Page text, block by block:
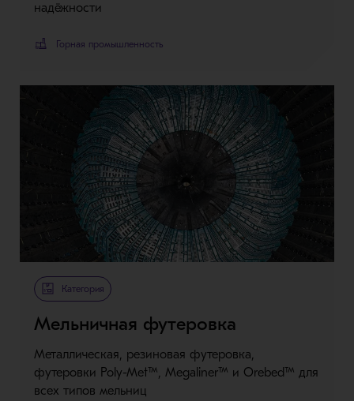
надёжности
Горная промышленность
Категория
Мельничная футеровка
Металлическая, резиновая футеровка,
футеровки Poly-Met™, Megaliner™ и Orebed™ для
всех типов мельниц